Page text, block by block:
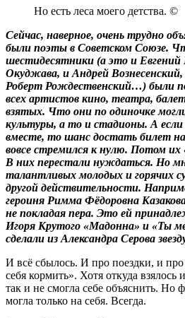
Но есть леса моего детства. ©
Сейчас, наверное, очень трудно
были поэты в Советском Союзе.
шестидесятники (а это и
Окуджава, и Андрей
Роберт Рождественский…) были
всех артистов кино, театра,
взятых. Что они по одиночке
культуры, а то и стадионы. А если
вместе, то шанс достать билет
вовсе стремился к нулю. Потом их
В них перестали нуждаться. Но
талантливых молодых и горячих
другой действительности.
героиня Римма Фёдоровна
не покладая пера. Это ей
Игоря Крутого «Мадонна» и «Ты
сделали из Александра Серова
И всё сбылось. И про поездки, и
себя кормить». Хотя откуда
так и не смогла себе объяснить. Но
могла только на себя. Всегда.